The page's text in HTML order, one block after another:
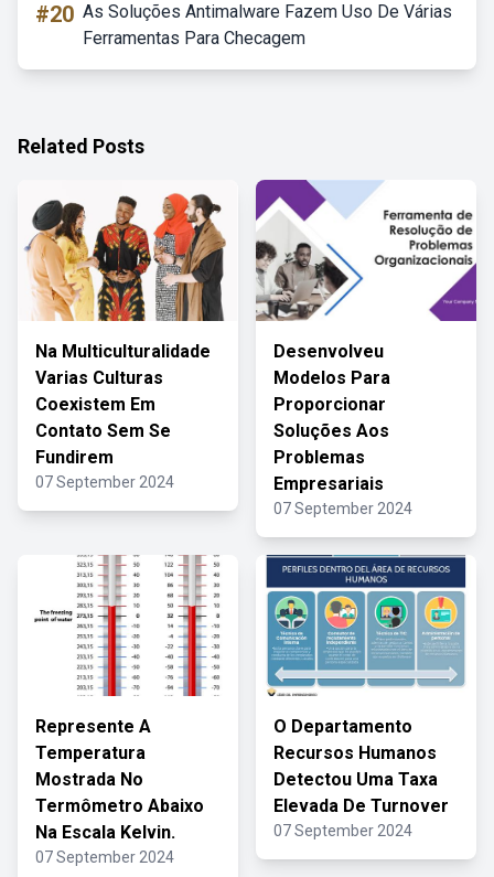
#20 As Soluções Antimalware Fazem Uso De Várias
Ferramentas Para Checagem
Related Posts
Na Multiculturalidade
Varias Culturas
Coexistem Em
Contato Sem Se
Fundirem
07 September 2024
Desenvolveu
Modelos Para
Proporcionar
Soluções Aos
Problemas
Empresariais
07 September 2024
Represente A
Temperatura
Mostrada No
Termômetro Abaixo
Na Escala Kelvin.
07 September 2024
O Departamento
Recursos Humanos
Detectou Uma Taxa
Elevada De Turnover
07 September 2024